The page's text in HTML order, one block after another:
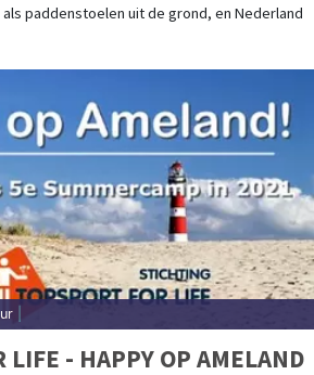
paddenstoelen uit de grond, en Nederland
LIFE - HAPPY OP AMELAND